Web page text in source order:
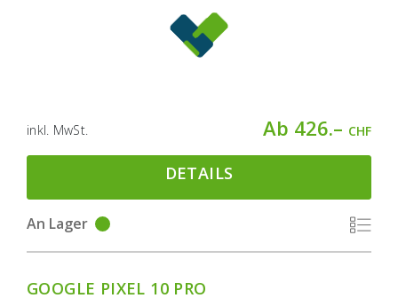
inkl. MwSt. Ab 426.– CHF
DETAILS
An Lager
GOOGLE PIXEL 10 PRO